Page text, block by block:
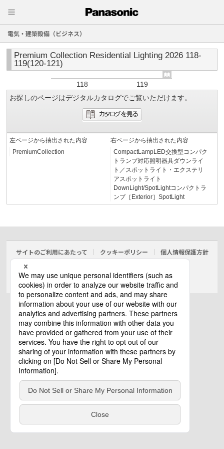
電気・建築設備（ビジネス）
Premium Collection Residential Lighting 2026 118-
119(120-121)
118
119
お探しのページはデジタルカタログでご覧いただけます。
左ページから抽出された内容
PremiumCollection
右ページから抽出された内容
CompactLampLED交換型コンパク
トランプ対応照明器具ダウンライ
ト／スポットライト・エクステリ
アスポットライト
DownLight/SpotLightコンパクトラ
ンプ［Exterior］SpotLight
サイトのご利用にあたって クッキーポリシー 個人情報保護方針
電気・建築設備（ビジネス）
© Panasonic Electric Works Co., Ltd.